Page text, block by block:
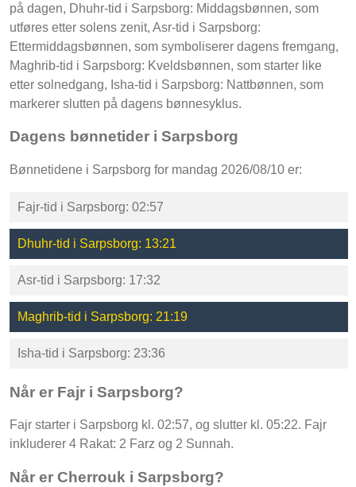
på dagen, Dhuhr-tid i Sarpsborg: Middagsbønnen, som
utføres etter solens zenit, Asr-tid i Sarpsborg:
Ettermiddagsbønnen, som symboliserer dagens fremgang,
Maghrib-tid i Sarpsborg: Kveldsbønnen, som starter like
etter solnedgang, Isha-tid i Sarpsborg: Nattbønnen, som
markerer slutten på dagens bønnesyklus.
Dagens bønnetider i Sarpsborg
Bønnetidene i Sarpsborg for mandag 2026/08/10 er:
Fajr-tid i Sarpsborg: 02:57
Dhuhr-tid i Sarpsborg: 13:21
Asr-tid i Sarpsborg: 17:32
Maghrib-tid i Sarpsborg: 21:19
Isha-tid i Sarpsborg: 23:36
Når er Fajr i Sarpsborg?
Fajr starter i Sarpsborg kl. 02:57, og slutter kl. 05:22. Fajr
inkluderer 4 Rakat: 2 Farz og 2 Sunnah.
Når er Cherrouk i Sarpsborg?